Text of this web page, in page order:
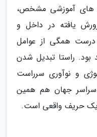
های آموزشی مشخص،
یافته در داخل و
درست همگی از عوامل
بود. راستا تبدیل شدن
و نوآوری سرراست
سراسر جهان هم همین
یک حریف واقعی است.